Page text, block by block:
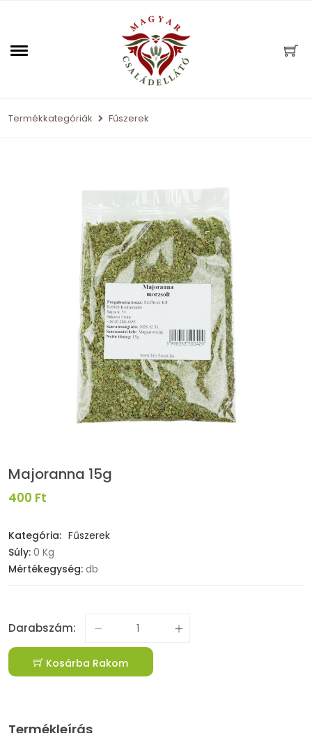
Termékkategóriák Fűszerek
Majoranna 15g
400 Ft
Kategória: Fűszerek
Súly: 0 Kg
Mértékegység: db
Darabszám:
Kosárba Rakom
Termékleírás